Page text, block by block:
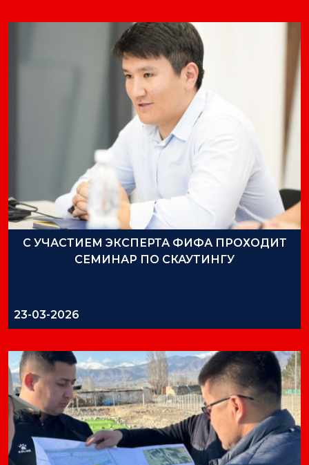
С УЧАСТИЕМ ЭКСПЕРТА ФИФА ПРОХОДИТ
СЕМИНАР ПО СКАУТИНГУ
23-03-2026